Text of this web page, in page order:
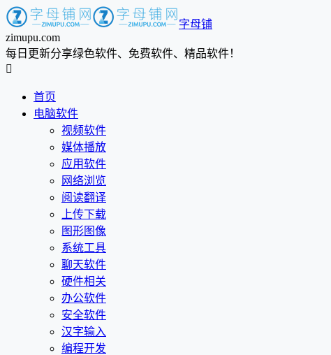
字母铺
zimupu.com
每日更新分享绿色软件、免费软件、精品软件！

首页
电脑软件
视频软件
媒体播放
应用软件
网络浏览
阅读翻译
上传下载
图形图像
系统工具
聊天软件
硬件相关
办公软件
安全软件
汉字输入
编程开发